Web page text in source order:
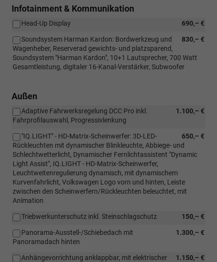
Infotainment & Kommunikation
690,– €
Head-Up Display
830,– €
Soundsystem Harman Kardon: Bordwerkzeug und
Wagenheber, Reserverad gewichts- und platzsparend,
Soundsystem "Harman Kardon", 10+1 Lautsprecher, 700 Watt
Gesamtleistung, digitaler 16-Kanal-Verstärker, Subwoofer
Außen
1.100,– €
Adaptive Fahrwerksregelung DCC Pro inkl.
Fahrprofilauswahl, Progressivlenkung
650,– €
"IQ.LIGHT" - HD-Matrix-Scheinwerfer: 3D-LED-
Rückleuchten mit dynamischer Blinkleuchte, Abbiege- und
Schlechtwetterlicht, Dynamischer Fernlichtassistent "Dynamic
Light Assist", IQ.LIGHT - HD-Matrix-Scheinwerfer,
Leuchtweitenregulierung dynamisch, mit dynamischem
Kurvenfahrlicht, Volkswagen Logo vorn und hinten, Leiste
zwischen den Scheinwerfern/Rückleuchten beleuchtet, mit
Animation
150,– €
Triebwerkunterschutz inkl. Steinschlagschutz
1.300,– €
Panorama-Ausstell-/Schiebedach mit
Panoramadach hinten
1.150,– €
Anhängevorrichtung anklappbar, mit elektrischer